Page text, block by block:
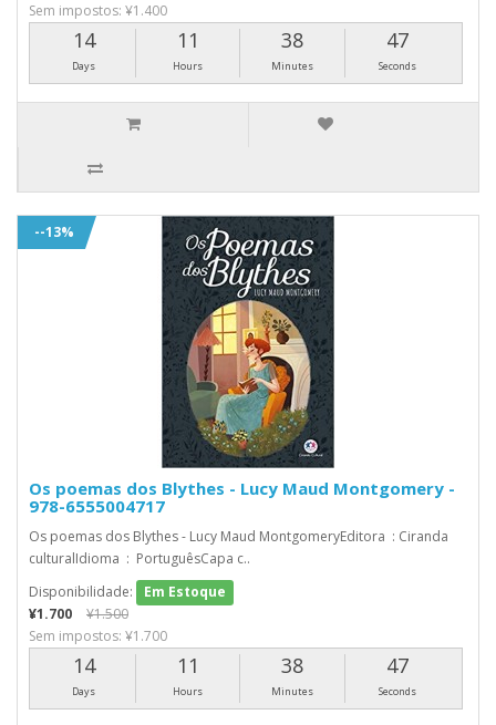
Sem impostos: ¥1.400
14
Days
11
Hours
38
Minutes
46
Seconds
--13%
Os poemas dos Blythes - Lucy Maud Montgomery -
978-6555004717
Os poemas dos Blythes - Lucy Maud MontgomeryEditora ‏ : Ciranda
culturalIdioma ‏ : ‎ PortuguêsCapa c..
Disponibilidade:
Em Estoque
¥1.700
¥1.500
Sem impostos: ¥1.700
14
Days
11
Hours
38
Minutes
46
Seconds